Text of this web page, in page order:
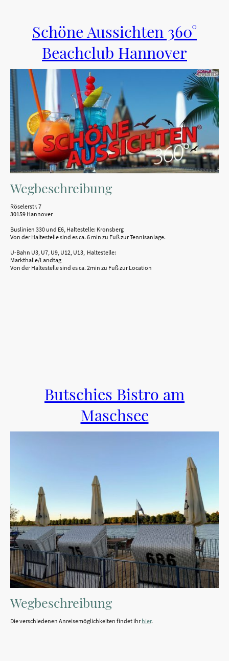
Schöne Aussichten 360°
Beachclub Hannover
Wegbeschreibung
Röselerstr. 7
30159 Hannover
Buslinien 330 und E6, Haltestelle: Kronsberg
Von der Haltestelle sind es ca. 6 min zu Fuß zur Tennisanlage.
U-Bahn U3, U7, U9, U12, U13, Haltestelle:
Markthalle/Landtag
Von der Haltestelle sind es ca. 2min zu Fuß zur Location
Butschies Bistro am
Maschsee
Wegbeschreibung
Die verschiedenen Anreisemöglichkeiten findet ihrhier.